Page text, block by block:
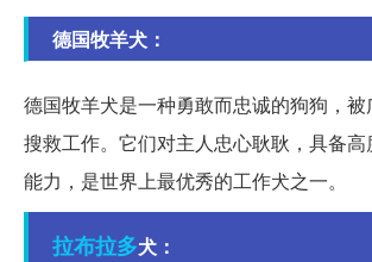
德国牧羊犬：
德国牧羊犬是一种勇敢而忠诚的狗狗，
搜救工作。它们对主人忠心耿耿，具备高
能力，是世界上最优秀的工作犬之一。
拉布拉多犬：